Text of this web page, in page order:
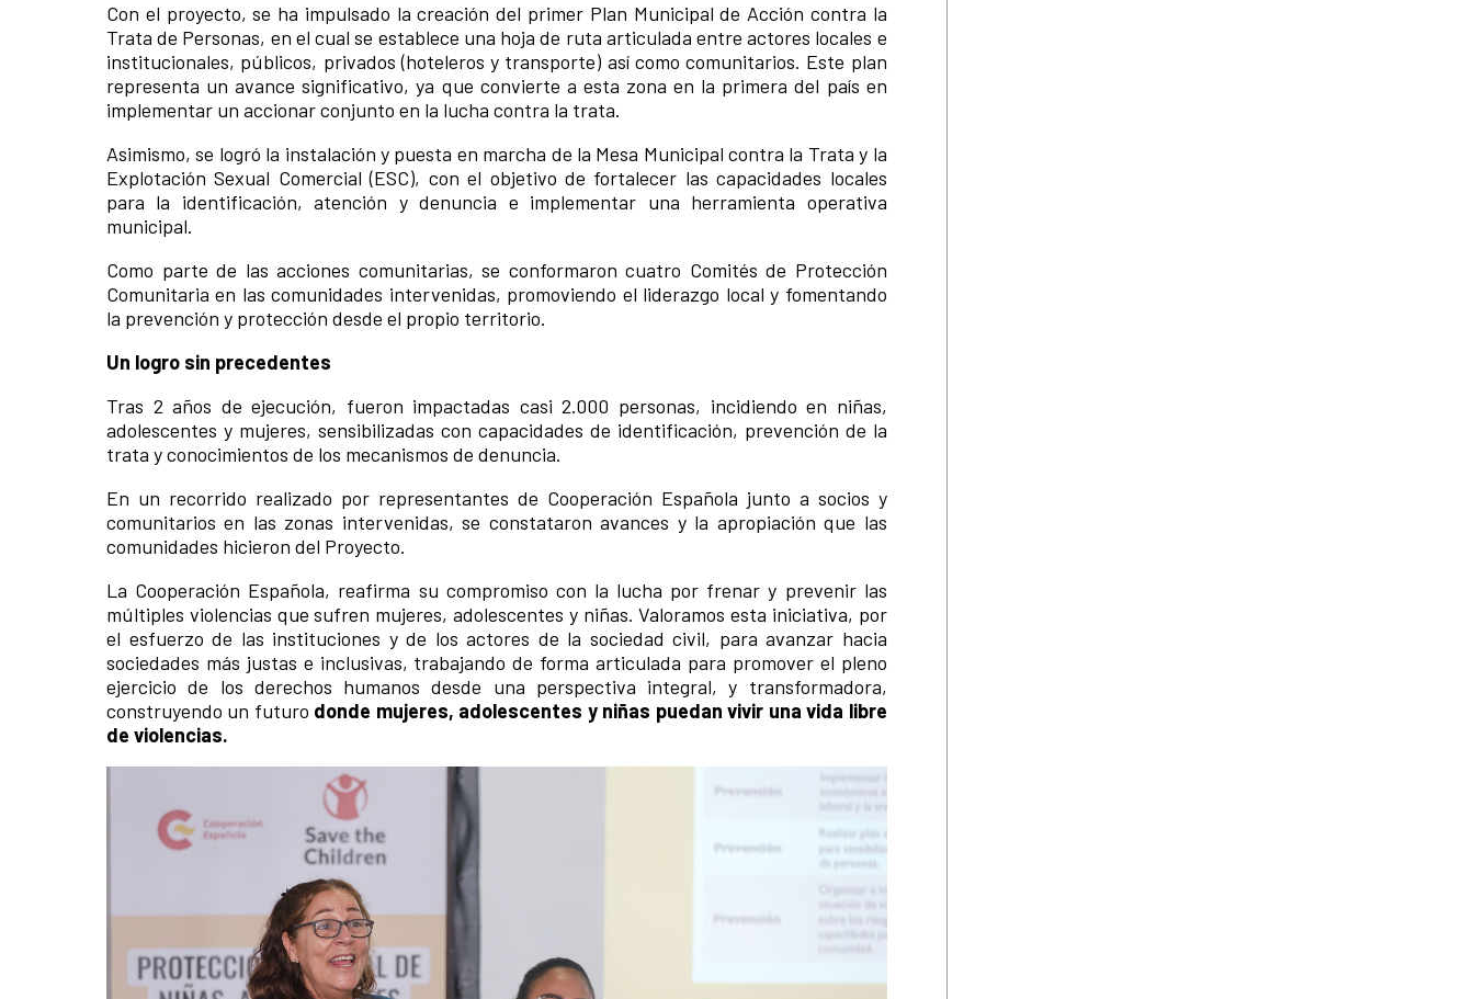
Con el proyecto, se ha impulsado la creación del primer Plan Municipal de Acción contra la
Trata de Personas, en el cual se establece una hoja de ruta articulada entre actores locales e
institucionales, públicos, privados (hoteleros y transporte) así como comunitarios. Este plan
representa un avance significativo, ya que convierte a esta zona en la primera del país en
implementar un accionar conjunto en la lucha contra la trata.
Asimismo, se logró la instalación y puesta en marcha de la Mesa Municipal contra la Trata y la
Explotación Sexual Comercial (ESC), con el objetivo de fortalecer las capacidades locales
para la identificación, atención y denuncia e implementar una herramienta operativa
municipal.
Como parte de las acciones comunitarias, se conformaron cuatro Comités de Protección
Comunitaria en las comunidades intervenidas, promoviendo el liderazgo local y fomentando
la prevención y protección desde el propio territorio.
Un logro sin precedentes
Tras 2 años de ejecución, fueron impactadas casi 2.000 personas, incidiendo en niñas,
adolescentes y mujeres, sensibilizadas con capacidades de identificación, prevención de la
trata y conocimientos de los mecanismos de denuncia.
En un recorrido realizado por representantes de Cooperación Española junto a socios y
comunitarios en las zonas intervenidas, se constataron avances y la apropiación que las
comunidades hicieron del Proyecto.
La Cooperación Española, reafirma su compromiso con la lucha por frenar y prevenir las
múltiples violencias que sufren mujeres, adolescentes y niñas. Valoramos esta iniciativa, por
el esfuerzo de las instituciones y de los actores de la sociedad civil, para avanzar hacia
sociedades más justas e inclusivas, trabajando de forma articulada para promover el pleno
ejercicio de los derechos humanos desde una perspectiva integral, y transformadora,
construyendo un futuro donde mujeres, adolescentes y niñas puedan vivir una vida libre
de violencias.